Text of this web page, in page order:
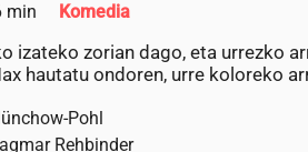
min Komedia
izateko zorian dago, eta urrezko
hautatu ondoren, urre koloreko
Pohl
Rehbinder